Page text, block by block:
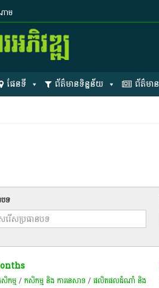
ាម
ផែនទី ព័ត៌មានទិន្នន័យ ព័ត៌មាន
ទ
កម្ម​/កសិកម្ម​ និង​ ការ​នេ​សាទ​/ផលិតផលដំណាំ និង